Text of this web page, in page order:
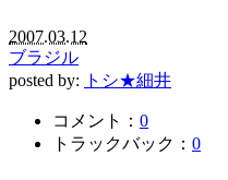
2007.03.12
ブラジル
posted by:
トシ★細井
コメント： 0
トラックバック： 0